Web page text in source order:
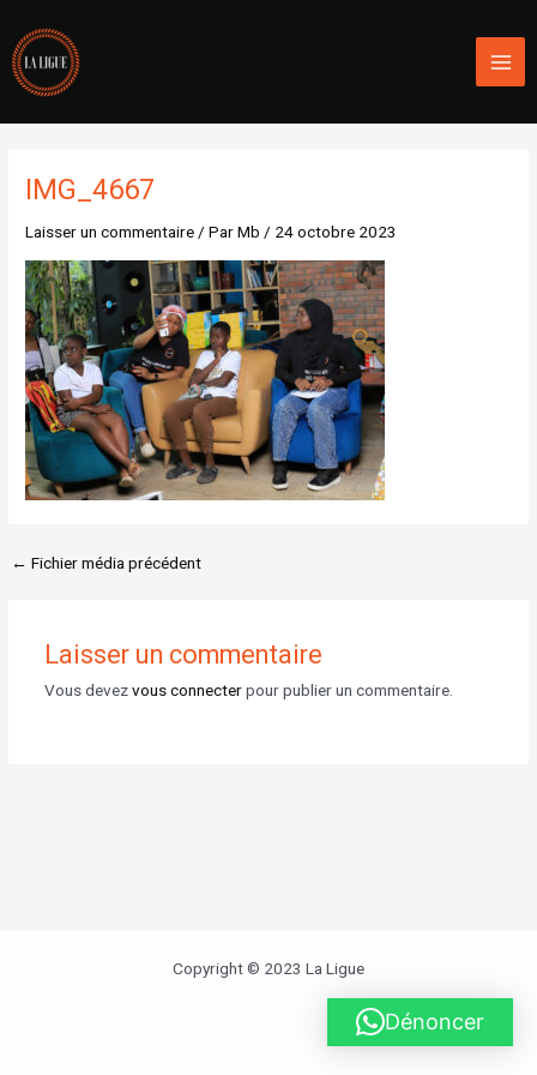
contenu
IMG_4667
Laisser un commentaire/ ParMb/ 24 octobre 2023
← Fichier média précédent
Laisser un commentaire
Vous devezvous connecterpour publier un commentaire.
Copyright © 2023 La Ligue
Dénoncer